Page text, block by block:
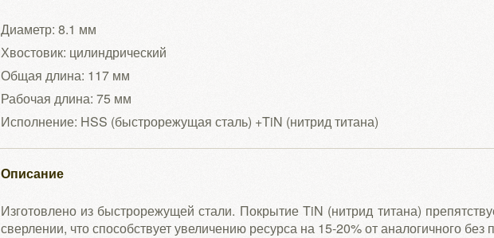
Диаметр: 8.1 мм
Хвостовик: цилиндрический
Общая длина: 117 мм
Рабочая длина: 75 мм
Исполнение: HSS (быстрорежущая сталь) +TiN (нитрид титана)
Описание
Изготовлено из быстрорежущей стали. Покрытие TiN (нитрид титана)
сверлении, что способствует увеличению ресурса на 15-20% от аналогичного без